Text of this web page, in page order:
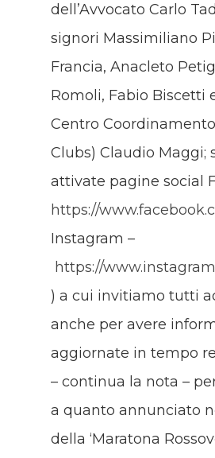
dell’Avvocato Carlo
signori Massimiliano
Francia, Anacleto
Romoli, Fabio Biscetti
Centro
Clubs) Claudio Maggi;
attivate pagine social
https://
Instagram –
https://
) a cui invitiamo tutti
anche per avere
aggiornate in tempo
– continua la nota –
a quanto annunciato
della ‘Maratona